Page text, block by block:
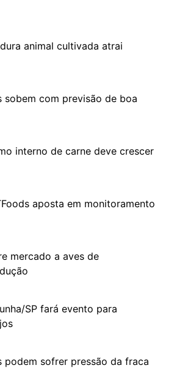
animal cultivada atrai
sobem com previsão de boa
interno de carne deve crescer
aposta em monitoramento
mercado a aves de
SP fará evento para
podem sofrer pressão da fraca